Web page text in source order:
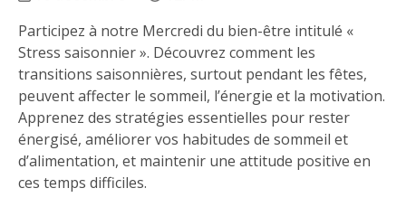
Stress saisonnier
Participez à notre Mercredi du bien-être intitulé «
Stress saisonnier ». Découvrez comment les
transitions saisonnières, surtout pendant les fêtes,
peuvent affecter le sommeil, l’énergie et la motivation.
Apprenez des stratégies essentielles pour rester
énergisé, améliorer vos habitudes de sommeil et
d’alimentation, et maintenir une attitude positive en
ces temps difficiles.